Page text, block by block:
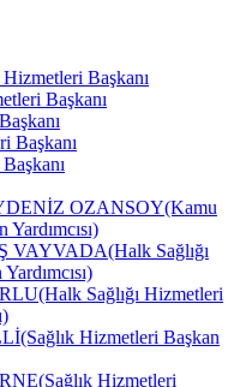
Başkanı
Başkanı
Başkanı
OZANSOY(Kamu
VAYVADA(Halk Sağlığı
Sağlığı Hizmetleri
Hizmetleri Başkan
Hizmetleri